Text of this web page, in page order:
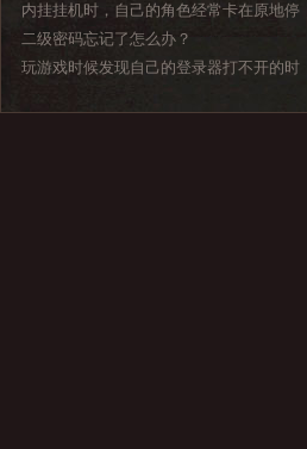
内挂挂机时，自己的角色经常卡在原地停
止挂机怎么处理？
二级密码忘记了怎么办？
玩游戏时候发现自己的登录器打不开的时